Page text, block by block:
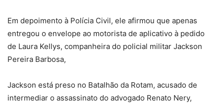
Em depoimento à Polícia Civil, ele afirmou que apenas
entregou o envelope ao motorista de aplicativo à pedido
de Laura Kellys, companheira do policial militar Jackson
Pereira Barbosa,
Jackson está preso no Batalhão da Rotam, acusado de
intermediar o assassinato do advogado Renato Nery,